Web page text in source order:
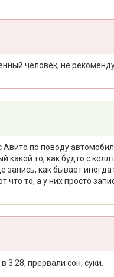
человек, не
по поводу
какой то, как будто с колл
запись, как бывает иногда
что то, а у них просто
3:28, прервали сон, суки.